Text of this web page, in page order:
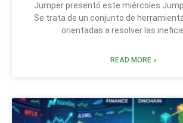
Jumper presentó este miércoles
Se trata de un conjunto de
orientadas a resolver las
READ MORE »